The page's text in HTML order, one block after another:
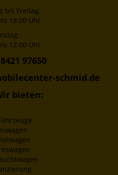
bis Freitag:
18:00 Uhr
12:00 Uhr
97650
schmid.de
bieten: